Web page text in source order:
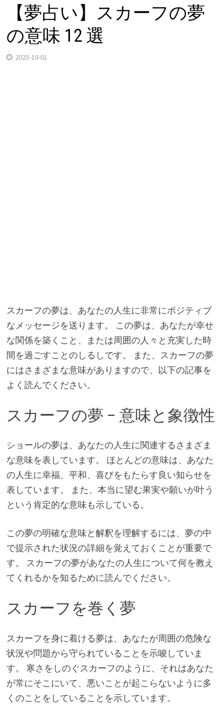
【夢占い】スカーフの夢
の意味 12 選
2025-10-01
スカーフの夢は、あなたの人生に非常にポジティブ
なメッセージを送ります。 この夢は、あなたが幸せ
な関係を築くこと、または周囲の人々と充実した時
間を過ごすことのしるしです。 また、スカーフの夢
にはさまざまな意味がありますので、以下の記事を
よく読んでください。
スカーフの夢 – 意味と象徴性
ショールの夢は、あなたの人生に関連するさまざま
な意味を表しています。 ほとんどの意味は、あなた
の人生に幸福、平和、喜びをもたらす良い知らせを
表しています。 また、本当に望む果実や願いが叶う
という肯定的な意味も示している。
この夢の明確な意味と解釈を理解するには、夢の中
で提示された状況の詳細を覚えておくことが重要で
す。 スカーフの夢があなたの人生について何を教え
てくれるかを知るために読んでください。
スカーフを巻く夢
スカーフを身に着ける夢は、あなたが周囲の危険な
状況や問題から守られていることを示唆していま
す。 寒さをしのぐスカーフのように、それはあなた
が常にそこにいて、悪いことが起こらないように多
くのことをしていることを示しています。